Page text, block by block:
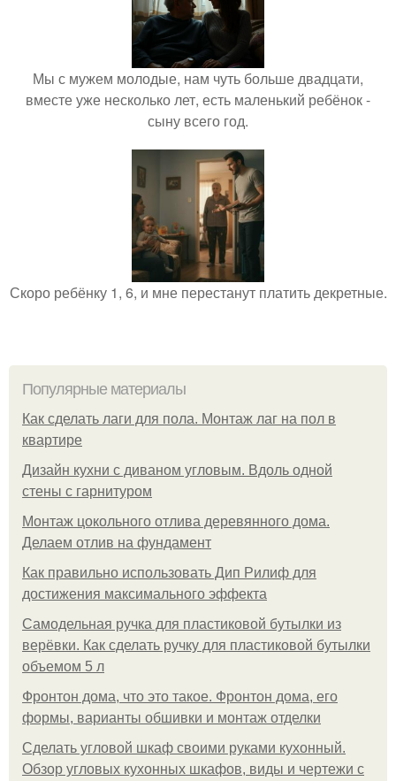
Мы с мужем молодые, нам чуть больше двадцати,
вместе уже несколько лет, есть маленький ребёнок -
сыну всего год.
Скоро ребёнку 1, 6, и мне перестанут платить декретные.
Популярные материалы
Как сделать лаги для пола. Монтаж лаг на пол в
квартире
Дизайн кухни с диваном угловым. Вдоль одной
стены с гарнитуром
Монтаж цокольного отлива деревянного дома.
Делаем отлив на фундамент
Как правильно использовать Дип Рилиф для
достижения максимального эффекта
Самодельная ручка для пластиковой бутылки из
верёвки. Как сделать ручку для пластиковой бутылки
объемом 5 л
Фронтон дома, что это такое. Фронтон дома, его
формы, варианты обшивки и монтаж отделки
Сделать угловой шкаф своими руками кухонный.
Обзор угловых кухонных шкафов, виды и чертежи с